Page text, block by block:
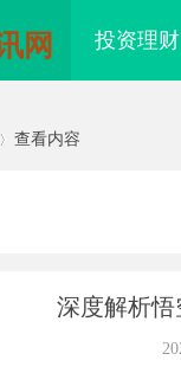
网 投资理财
查看内容
深度解析